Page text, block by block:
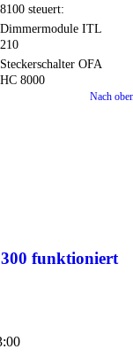
8100 steuert:
Dimmermodule ITL
210
Steckerschalter OFA
HC 8000
Nach
funktioniert